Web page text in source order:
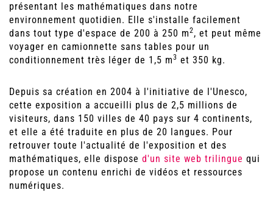
présentant les mathématiques dans notre
environnement quotidien. Elle s'installe facilement
dans tout type d'espace de 200 à 250 m2, et peut même
voyager en camionnette sans tables pour un
conditionnement très léger de 1,5 m3 et 350 kg.
Depuis sa création en 2004 à l'initiative de l'Unesco,
cette exposition a accueilli plus de 2,5 millions de
visiteurs, dans 150 villes de 40 pays sur 4 continents,
et elle a été traduite en plus de 20 langues. Pour
retrouver toute l'actualité de l'exposition et des
mathématiques, elle dispose d'un site web trilingue qui
propose un contenu enrichi de vidéos et ressources
numériques.